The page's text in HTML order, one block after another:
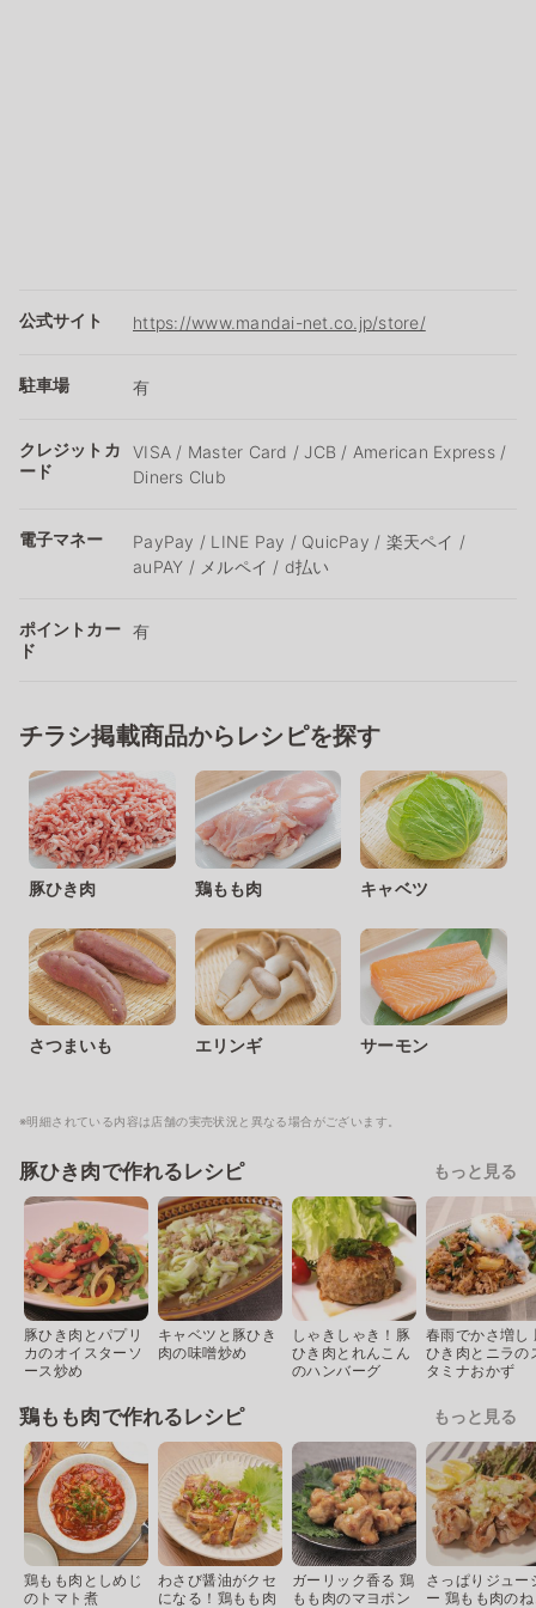
公式サイト https://www.mandai-net.co.jp/store/
駐車場 有
クレジットカ
ード
VISA / Master Card / JCB / American Express /
Diners Club
電子マネー
PayPay / LINE Pay / QuicPay / 楽天ペイ /
auPAY / メルペイ / d払い
ポイントカー
ド
有
チラシ掲載商品からレシピを探す
豚ひき肉 鶏もも肉 キャベツ
さつまいも エリンギ サーモン
※明細されている内容は店舗の実売状況と異なる場合がございます。
豚ひき肉で作れるレシピ もっと見る
豚ひき肉とパプリ
カのオイスターソ
ース炒め
キャベツと豚ひき
肉の味噌炒め
しゃきしゃき！豚
ひき肉とれんこん
のハンバーグ
春雨でかさ増し
ひき肉とニラの
タミナおかず
鶏もも肉で作れるレシピ もっと見る
鶏もも肉としめじ
のトマト煮
わさび醤油がクセ
になる！鶏もも肉
ガーリック香る 鶏
もも肉のマヨポン
さっぱりジュー
ー 鶏もも肉の